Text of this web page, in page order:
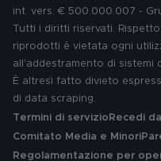
int. vers. € 500.000.007 -
Tutti i diritti riservati.
riprodotti è vietata ogni
all'addestramento di sistemi
È altresì fatto divieto
di data scraping.
Termini di servizio Recedi
Comitato Media e Minori
Regolamentazione per